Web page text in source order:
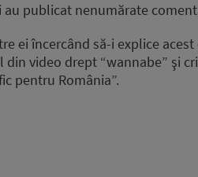
au publicat nenumărate
ei încercând să-i explice
din video drept “wannabe” şi
pentru România”.